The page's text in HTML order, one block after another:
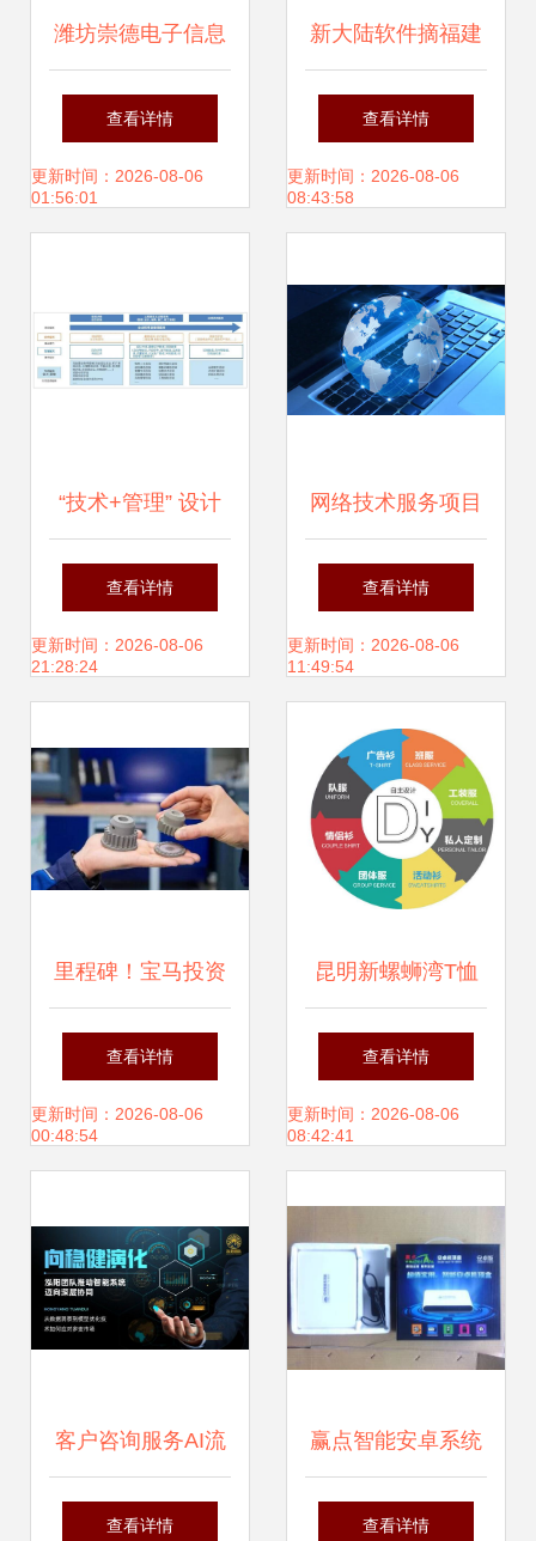
潍坊崇德电子信息
以网络技术服务赋
能数字化转型
查看详情
更新时间：2026-08-06
01:56:01
新大陆软件摘福建
省首张人工智能企
业能力一级评估认
区域
查看详情
更新时间：2026-08-06
08:43:58
“技术+管理” 设计
企业全过程工程咨
询服务新路径中的
查看详情
更新时间：2026-08-06
21:28:24
网络技术服务项目
的发展前景
查看详情
更新时间：2026-08-06
11:49:54
里程碑！宝马投资
超1亿元的慕尼黑
3D打印工厂启动
查看详情
更新时间：2026-08-06
00:48:54
昆明新螺蛳湾T恤
衫定制 打造品牌形
象的优质沃土
查看详情
更新时间：2026-08-06
08:42:41
客户咨询服务AI流
量赋能 重塑智能体
查看详情
赢点智能安卓系统
高清网络播放器 创
查看详情